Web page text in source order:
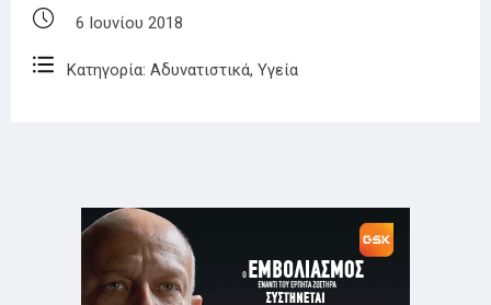
6 Ιουνίου 2018
Κατηγορία:Αδυνατιστικά,Υγεία